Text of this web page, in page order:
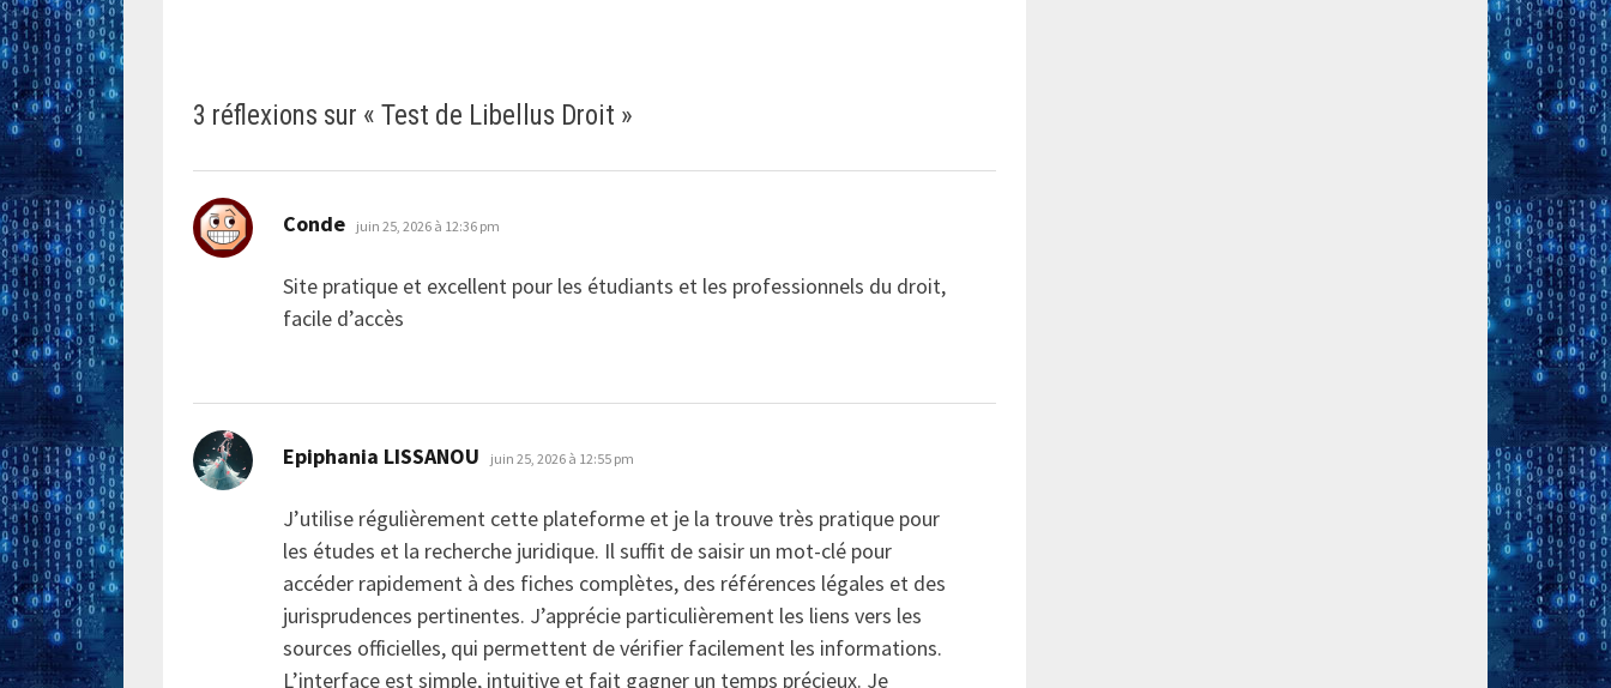
3 réflexions sur « Test de Libellus Droit »
Conde dit :
juin 25, 2026 à 12:36 pm
Site pratique et excellent pour les étudiants et les professionnels du droit,
facile d’accès
Epiphania LISSANOU dit :
juin 25, 2026 à 12:55 pm
J’utilise régulièrement cette plateforme et je la trouve très pratique pour
les études et la recherche juridique. Il suffit de saisir un mot-clé pour
accéder rapidement à des fiches complètes, des références légales et des
jurisprudences pertinentes. J’apprécie particulièrement les liens vers les
sources officielles, qui permettent de vérifier facilement les informations.
L’interface est simple, intuitive et fait gagner un temps précieux. Je